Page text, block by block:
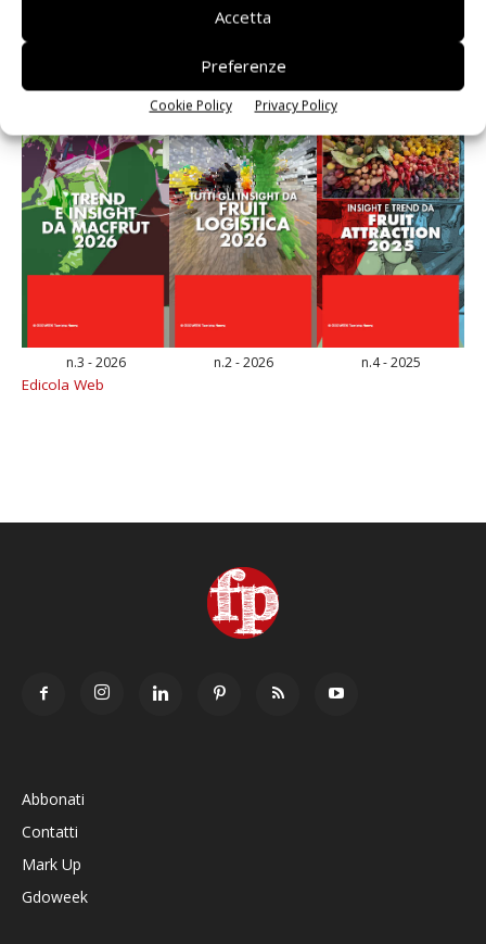
Accetta
Preferenze
Cookie Policy Privacy Policy
n.3 - 2026 n.2 - 2026 n.4 - 2025
Edicola Web
Abbonati
Contatti
Mark Up
Gdoweek